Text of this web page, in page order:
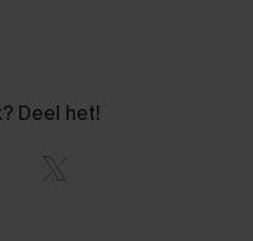
Deel het!